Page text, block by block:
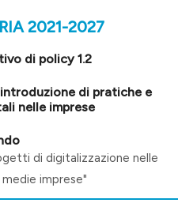
2021-2027
di policy 1.2
di pratiche e
nelle imprese
di digitalizzazione nelle
imprese"